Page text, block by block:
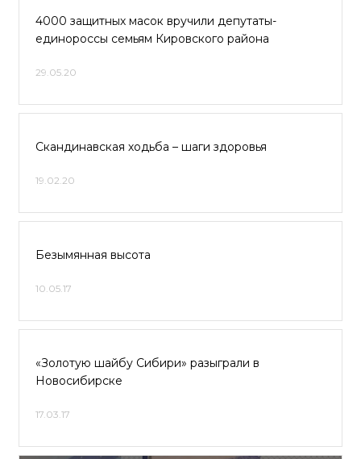
4000 защитных масок вручили депутаты-
единороссы семьям Кировского района
29.05.20
Скандинавская ходьба – шаги здоровья
19.02.20
Безымянная высота
10.05.17
«Золотую шайбу Сибири» разыграли в
Новосибирске
17.03.17